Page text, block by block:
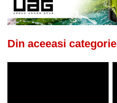
Din aceeasi categorie